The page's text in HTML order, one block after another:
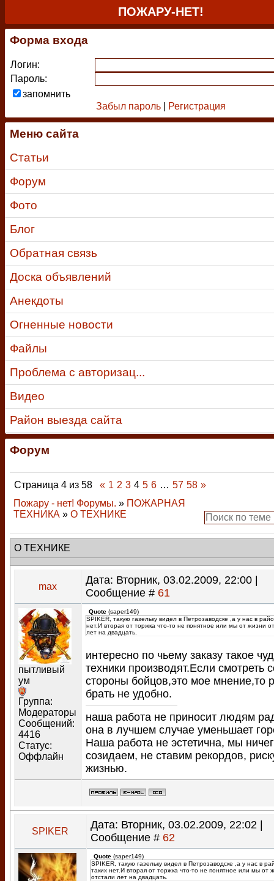
ПОЖАРУ-НЕТ!
Форма входа
Логин:
Пароль:
запомнить
Забыл пароль
Регистрация
Меню сайта
Статьи
Форум
Фото
Блог
Обратная связь
Доска объявлений
Анекдоты
Огненные новости
Файлы
Проблема с авторизац...
Видео
Район выезда сайта
Форум
Страница 4 из 58 « 1 2 3 4 5 6 … 57 58 »
Пожару - нет! Форумы. » ПОЖАРНАЯ
ТЕХНИКА » О ТЕХНИКЕ
О ТЕХНИКЕ
max
Дата: Вторник, 03.02.2009, 22:00 |
Сообщение # 61
пытливый
ум
Группа:
Модераторы
Сообщений:
4416
Статус:
Оффлайн
Quote (saper149)
SPIKER, такую газельку видел в Петрозаводске ,а у нас в
нет.И вторая от торжка что-то не понятное или мы от жизни
лет на двадцать.
интересно по чьему заказу такое
техники производят.Если смотреть
стороны бойцов,это мое мнение,то
брать не удобно.
наша работа не приносит людям
она в лучшем случае уменьшает
Наша работа не эстетична, мы
созидаем, не ставим рекордов,
жизнью.
SPIKER
Дата: Вторник, 03.02.2009, 22:02 |
Сообщение # 62
Quote (saper149)
SPIKER, такую газельку видел в Петрозаводске ,а у нас в
таких нет.И вторая от торжка что-то не понятное или мы от
отстали лет на двадцать.